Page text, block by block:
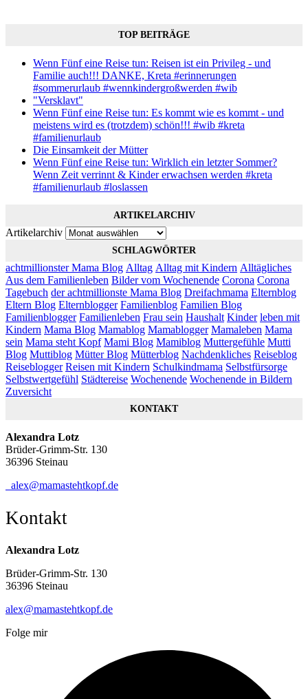
TOP BEITRÄGE
Wenn Fünf eine Reise tun: Reisen ist ein Privileg - und
Familie auch!!! DANKE, Kreta #erinnerungen
#sommerurlaub #wennkindergroßwerden #wib
"Versklavt"
Wenn Fünf eine Reise tun: Es kommt wie es kommt - und
meistens wird es (trotzdem) schön!!! #wib #kreta
#familienurlaub
Die Einsamkeit der Mütter
Wenn Fünf eine Reise tun: Wirklich ein letzter Sommer?
Wenn Zeit verrinnt & Kinder erwachsen werden #kreta
#familienurlaub #loslassen
ARTIKELARCHIV
Artikelarchiv
SCHLAGWÖRTER
achtmillionster Mama Blog Alltag Alltag mit Kindern Alltägliches
Aus dem Familienleben Bilder vom Wochenende Corona Corona
Tagebuch der achtmillionste Mama Blog Dreifachmama Elternblog
Eltern Blog Elternblogger Familienblog Familien Blog
Familienblogger Familienleben Frau sein Haushalt Kinder leben mit
Kindern Mama Blog Mamablog Mamablogger Mamaleben Mama
sein Mama steht Kopf Mami Blog Mamiblog Muttergefühle Mutti
Blog Muttiblog Mütter Blog Mütterblog Nachdenkliches Reiseblog
Reiseblogger Reisen mit Kindern Schulkindmama Selbstfürsorge
Selbstwertgefühl Städtereise Wochenende Wochenende in Bildern
Zuversicht
KONTAKT
Alexandra Lotz
Brüder-Grimm-Str. 130
36396 Steinau
alex@mamastehtkopf.de
Kontakt
Alexandra Lotz
Brüder-Grimm-Str. 130
36396 Steinau
alex@mamastehtkopf.de
Folge mir